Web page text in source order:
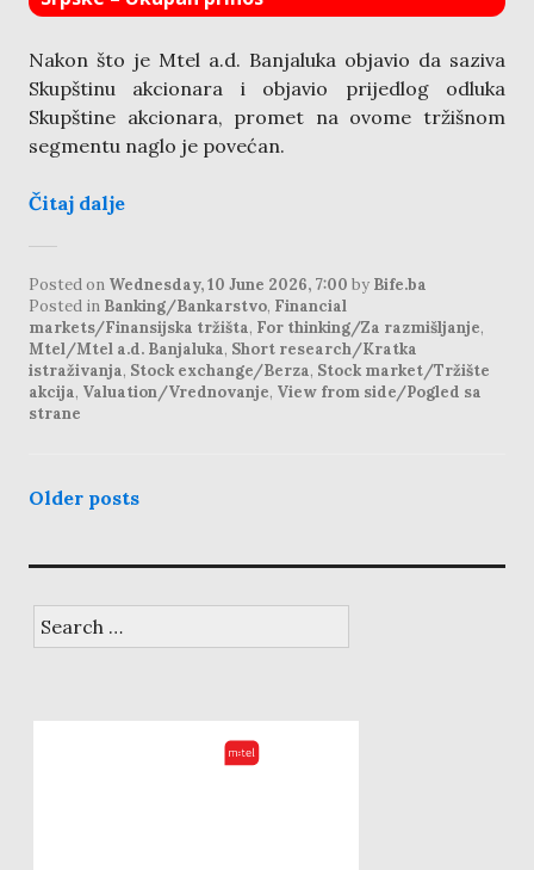
Nakon što je Mtel a.d. Banjaluka objavio da saziva
Skupštinu akcionara i objavio prijedlog odluka
Skupštine akcionara, promet na ovome tržišnom
segmentu naglo je povećan.
Čitaj dalje
Posted on Wednesday, 10 June 2026, 7:00 by Bife.ba
Posted in Banking/Bankarstvo, Financial
markets/Finansijska tržišta, For thinking/Za razmišljanje,
Mtel/Mtel a.d. Banjaluka, Short research/Kratka
istraživanja, Stock exchange/Berza, Stock market/Tržište
akcija, Valuation/Vrednovanje, View from side/Pogled sa
strane
posts
navigation
Older posts
for: